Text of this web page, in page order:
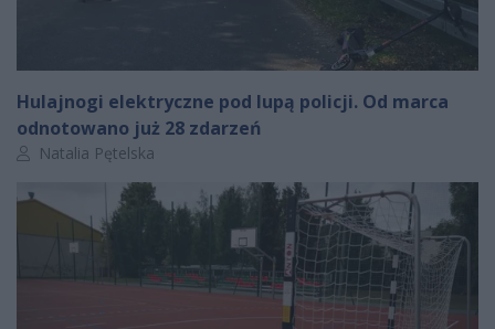
Hulajnogi elektryczne pod lupą policji. Od marca
odnotowano już 28 zdarzeń
Autor artykułu:
Natalia Pętelska